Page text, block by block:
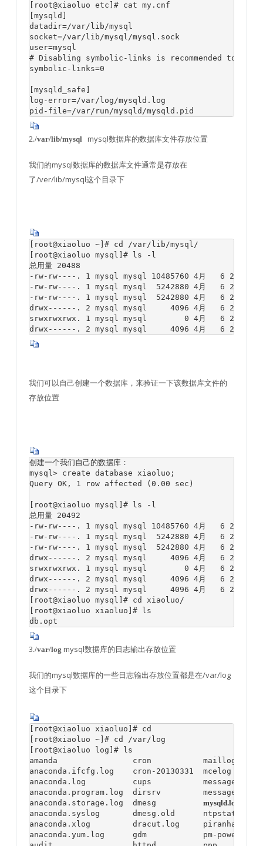
[root@xiaoluo etc]# cat my.cnf
[mysqld]
datadir=/var/lib/mysql
socket=/var/lib/mysql/mysql.sock
user=mysql
# Disabling symbolic-links is recommended to
symbolic-links=0
[mysqld_safe]
log-error=/var/log/mysqld.log
pid-file=/var/run/mysqld/mysqld.pid
2./var/lib/mysql mysql数据库的数据库文件存放位置
我们的mysql数据库的数据库文件通常是存放在
了/ver/lib/mysql这个目录下
[root@xiaoluo ~]# cd /var/lib/mysql/
[root@xiaoluo mysql]# ls -l
总用量 20488
-rw-rw----. 1 mysql mysql 10485760 4月   6 22:01
-rw-rw----. 1 mysql mysql  5242880 4月   6 22:01
-rw-rw----. 1 mysql mysql  5242880 4月   6 21:59
drwx------. 2 mysql mysql     4096 4月   6 21:59 mysql
srwxrwxrwx. 1 mysql mysql        0 4月   6 22:01
drwx------. 2 mysql mysql     4096 4月   6 21:59 test　
我们可以自己创建一个数据库，来验证一下该数据库文件的
存放位置
创建一个我们自己的数据库：
mysql> create database xiaoluo;
Query OK, 1 row affected (0.00 sec)
[root@xiaoluo mysql]# ls -l
总用量 20492
-rw-rw----. 1 mysql mysql 10485760 4月   6 22:01
-rw-rw----. 1 mysql mysql  5242880 4月   6 22:01
-rw-rw----. 1 mysql mysql  5242880 4月   6 21:59
drwx------. 2 mysql mysql     4096 4月   6 21:59
srwxrwxrwx. 1 mysql mysql        0 4月   6 22:01
drwx------. 2 mysql mysql     4096 4月   6 21:59
drwx------. 2 mysql mysql     4096 4月   6 22:15
[root@xiaoluo mysql]# cd xiaoluo/
[root@xiaoluo xiaoluo]# ls
db.opt
3./var/log mysql数据库的日志输出存放位置
我们的mysql数据库的一些日志输出存放位置都是在/var/log
这个目录下
[root@xiaoluo xiaoluo]# cd
[root@xiaoluo ~]# cd /var/log
[root@xiaoluo log]# ls
amanda                cron           maillog-
anaconda.ifcfg.log    cron-20130331  mcelog
anaconda.log          cups           messages
anaconda.program.log  dirsrv         messages-
anaconda.storage.log  dmesg mysqld.log
anaconda.syslog       dmesg.old      ntpstats
anaconda.xlog         dracut.log     piranha
anaconda.yum.log      gdm            pm-